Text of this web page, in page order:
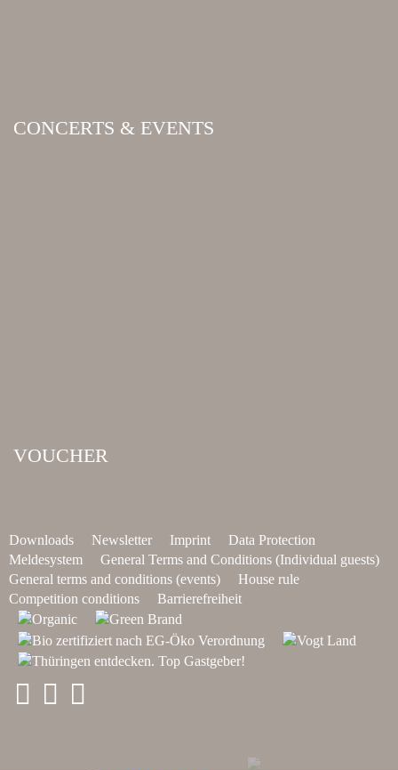
CONCERTS & EVENTS
VOUCHER
Downloads Newsletter Imprint
Data Protection
Meldesystem
General Terms and Conditions (Individual guests)
General terms and conditions (events)
House rule
Competition conditions
Barrierefreiheit